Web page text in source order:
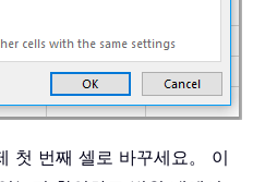
첫 번째 셀로 바꾸세요。 이